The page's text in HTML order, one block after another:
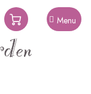
NÁKUPNÍ
KOŠÍK